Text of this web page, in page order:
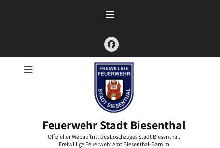
Facebook
Feuerwehr Stadt Biesenthal
Offizieller Webauftritt des Löschzuges Stadt Biesenthal.
Freiwillige Feuerwehr Amt Biesenthal-Barnim